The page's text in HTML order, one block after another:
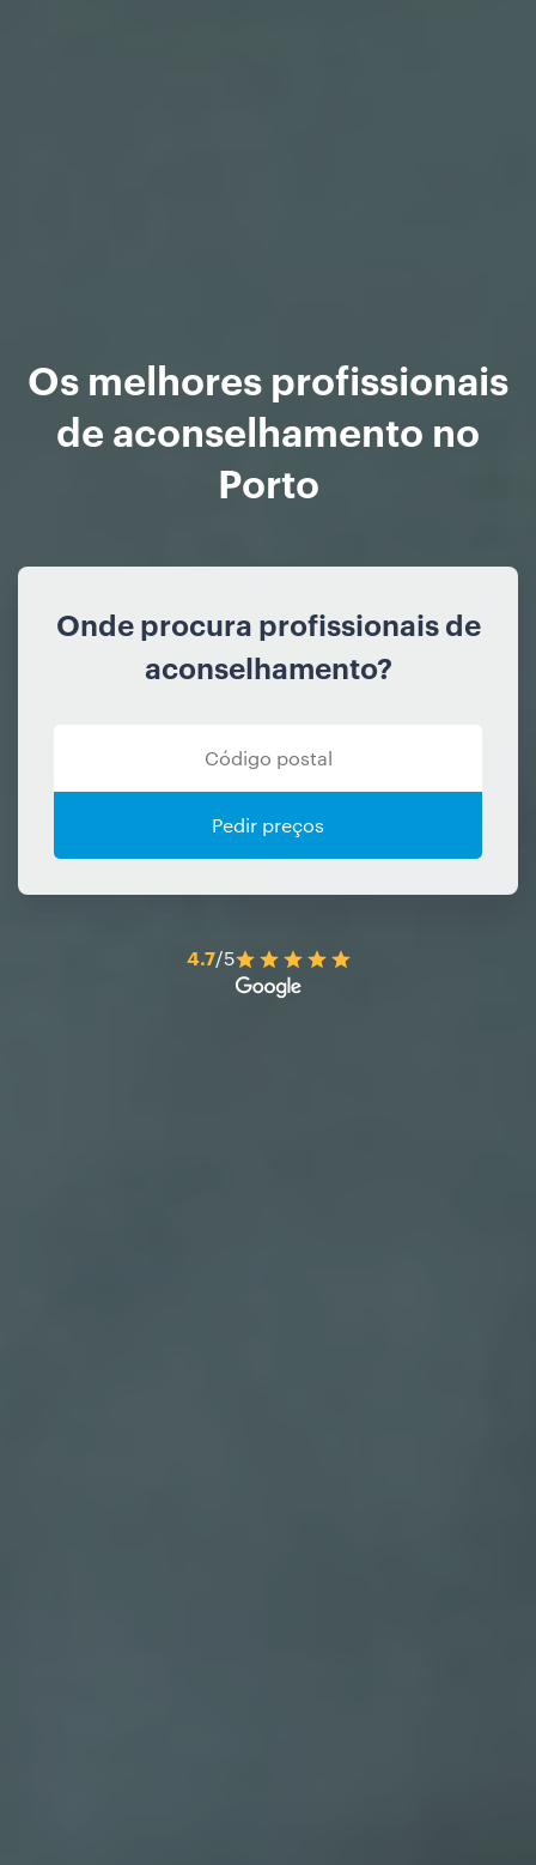
Os melhores profissionais
de aconselhamento no
Porto
Onde procura profissionais de
aconselhamento?
Pedir preços
4.7/5